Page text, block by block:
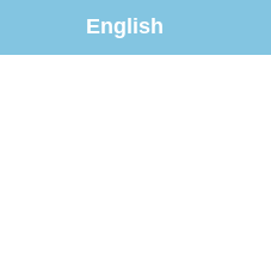
English